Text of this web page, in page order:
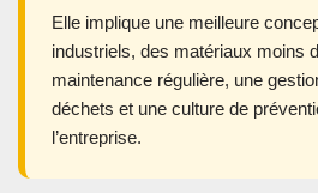
Elle implique une meilleure
industriels, des matériaux moins
maintenance régulière, une
déchets et une culture de
l’entreprise.